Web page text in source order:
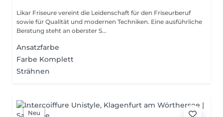
Likar Friseure vereint die Leidenschaft für den Friseurberuf
sowie für Qualität und modernen Techniken. Eine ausführliche
Beratung steht an oberster S...
Ansatzfarbe
Farbe Komplett
Strähnen
Neu